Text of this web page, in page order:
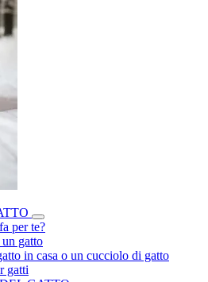
per te?
gatto
in casa o un cucciolo di gatto
gatti